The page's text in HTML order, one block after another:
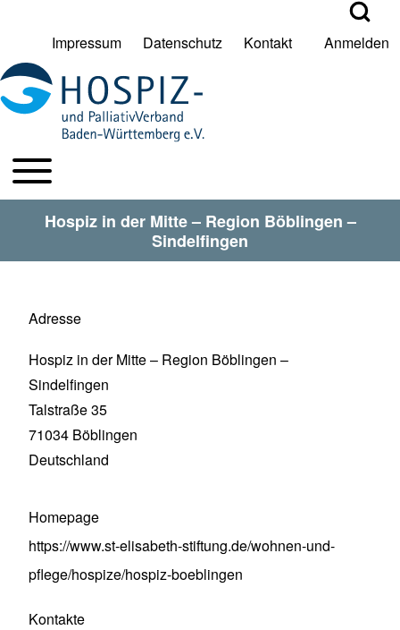
Suche Schließen
Suche
User account menu
Impressum Datenschutz Kontakt Anmelden
HPV BW Hauptmenu
Toggle main menu
Hospiz in der Mitte – Region Böblingen –
Sindelfingen
Adresse
Hospiz in der Mitte – Region Böblingen –
Sindelfingen
Talstraße 35
71034 Böblingen
Deutschland
Homepage
https://www.st-elisabeth-stiftung.de/wohnen-und-
pflege/hospize/hospiz-boeblingen
Kontakte